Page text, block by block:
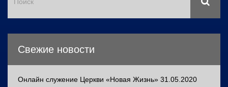
Свежие новости
Онлайн служение Церкви «Новая Жизнь» 31.05.2020